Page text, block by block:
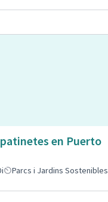
en Puerto
Parcs i Jardins Sostenibles